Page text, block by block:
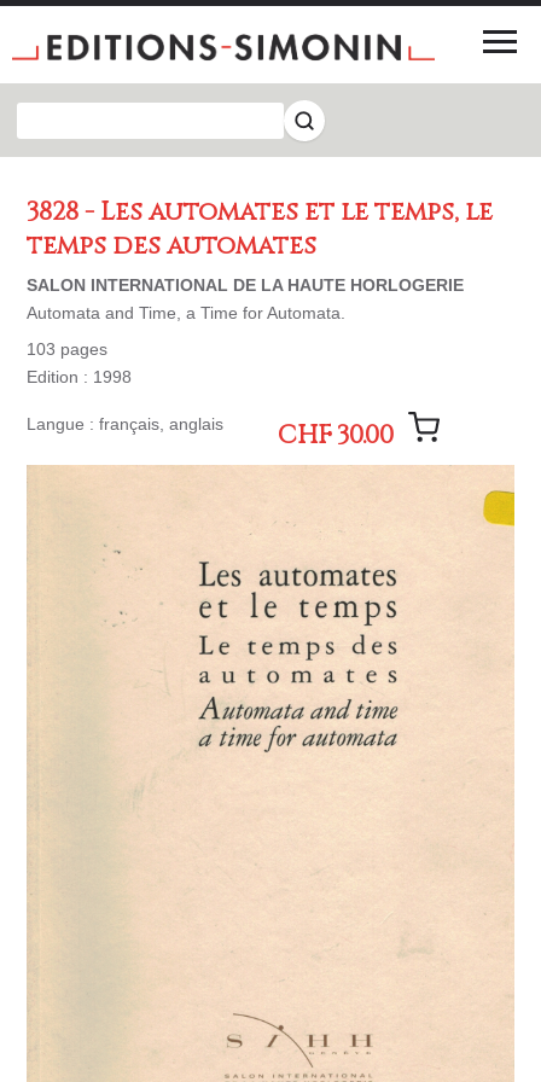
3828 - Les automates et le temps, le
temps des automates
SALON INTERNATIONAL DE LA HAUTE HORLOGERIE
Automata and Time, a Time for Automata.
103 pages
Edition : 1998
Langue : français, anglais CHF 30.00